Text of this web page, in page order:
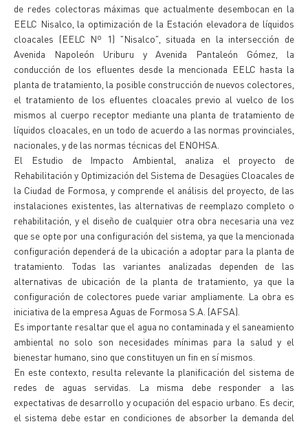
de redes colectoras máximas que actualmente desembocan en la
EELC Nisalco, la optimización de la Estación elevadora de líquidos
cloacales (EELC Nº 1) "Nisalco", situada en la intersección de
Avenida Napoleón Uriburu y Avenida Pantaleón Gómez, la
conducción de los efluentes desde la mencionada EELC hasta la
planta de tratamiento, la posible construcción de nuevos colectores,
el tratamiento de los efluentes cloacales previo al vuelco de los
mismos al cuerpo receptor mediante una planta de tratamiento de
líquidos cloacales, en un todo de acuerdo a las normas provinciales,
nacionales, y de las normas técnicas del ENOHSA.
El Estudio de Impacto Ambiental, analiza el proyecto de
Rehabilitación y Optimización del Sistema de Desagües Cloacales de
la Ciudad de Formosa, y comprende el análisis del proyecto, de las
instalaciones existentes, las alternativas de reemplazo completo o
rehabilitación, y el diseño de cualquier otra obra necesaria una vez
que se opte por una configuración del sistema, ya que la mencionada
configuración dependerá de la ubicación a adoptar para la planta de
tratamiento. Todas las variantes analizadas dependen de las
alternativas de ubicación de la planta de tratamiento, ya que la
configuración de colectores puede variar ampliamente. La obra es
iniciativa de la empresa Aguas de Formosa S.A. (AFSA).
Es importante resaltar que el agua no contaminada y el saneamiento
ambiental no solo son necesidades mínimas para la salud y el
bienestar humano, sino que constituyen un fin en sí mismos.
En este contexto, resulta relevante la planificación del sistema de
redes de aguas servidas. La misma debe responder a las
expectativas de desarrollo y ocupación del espacio urbano. Es decir,
el sistema debe estar en condiciones de absorber la demanda del